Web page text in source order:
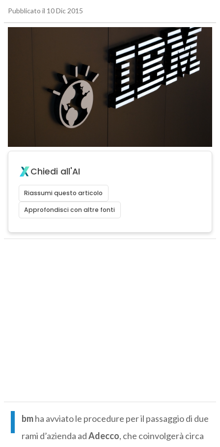
Pubblicato il 10 Dic 2015
Chiedi all'AI
Riassumi questo articolo
Approfondisci con altre fonti
I bmha avviato le procedure per il passaggio di due
rami d’azienda adAdecco, che coinvolgerà circa